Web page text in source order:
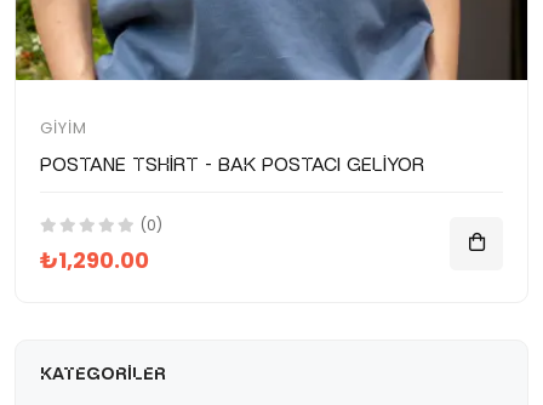
GIYIM
Postane Tshirt - Bak Postacı Geliyor
(0)
₺1,290.00
KATEGORILER